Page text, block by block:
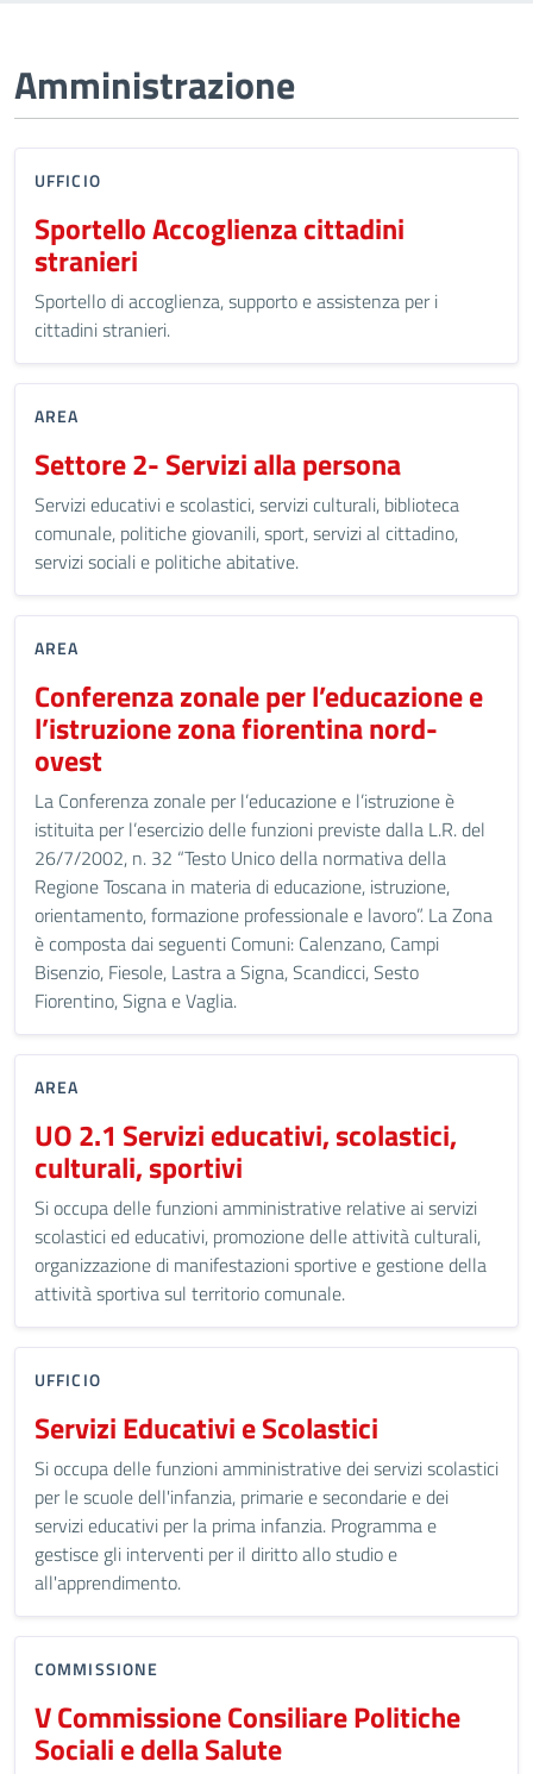
Amministrazione
UFFICIO
Sportello Accoglienza cittadini
stranieri
Sportello di accoglienza, supporto e assistenza per i
cittadini stranieri.
AREA
Settore 2- Servizi alla persona
Servizi educativi e scolastici, servizi culturali, biblioteca
comunale, politiche giovanili, sport, servizi al cittadino,
servizi sociali e politiche abitative.
AREA
Conferenza zonale per l’educazione e
l’istruzione zona fiorentina nord-
ovest
La Conferenza zonale per l’educazione e l’istruzione è
istituita per l’esercizio delle funzioni previste dalla L.R. del
26/7/2002, n. 32 “Testo Unico della normativa della
Regione Toscana in materia di educazione, istruzione,
orientamento, formazione professionale e lavoro”. La Zona
è composta dai seguenti Comuni: Calenzano, Campi
Bisenzio, Fiesole, Lastra a Signa, Scandicci, Sesto
Fiorentino, Signa e Vaglia.
AREA
UO 2.1 Servizi educativi, scolastici,
culturali, sportivi
Si occupa delle funzioni amministrative relative ai servizi
scolastici ed educativi, promozione delle attività culturali,
organizzazione di manifestazioni sportive e gestione della
attività sportiva sul territorio comunale.
UFFICIO
Servizi Educativi e Scolastici
Si occupa delle funzioni amministrative dei servizi scolastici
per le scuole dell'infanzia, primarie e secondarie e dei
servizi educativi per la prima infanzia. Programma e
gestisce gli interventi per il diritto allo studio e
all'apprendimento.
COMMISSIONE
V Commissione Consiliare Politiche
Sociali e della Salute